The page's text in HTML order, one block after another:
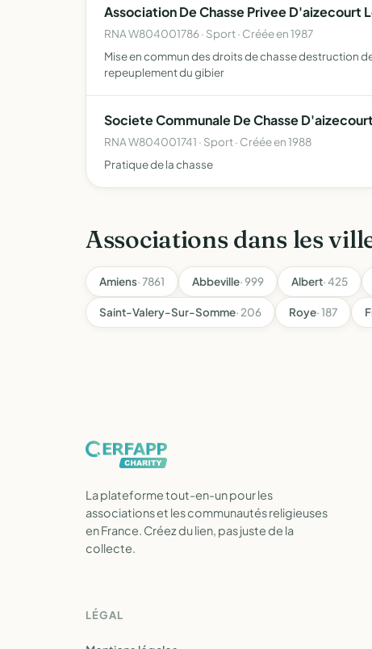
Association De Chasse Privee D'aizecourt
RNA W804001786 · Sport · Créée en 1987
Mise en commun des droits de chasse destruction
repeuplement du gibier
Societe Communale De Chasse
RNA W804001741 · Sport · Créée en 1988
Pratique de la chasse
Associations dans les
Amiens· 7861 Abbeville· 999 Albert· 425
Saint-Valery-Sur-Somme· 206 Roye· 187
La plateforme tout-en-un pour les
associations et les communautés religieuses
en France. Créez du lien, pas juste de la
collecte.
LÉGAL